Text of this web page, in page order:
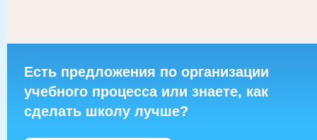
Есть предложения по организации
учебного процесса или знаете, как
сделать школу лучше?